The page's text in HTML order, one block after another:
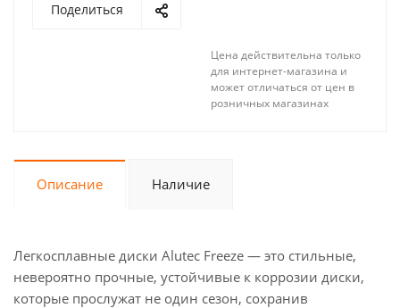
Поделиться
Цена действительна только
для интернет-магазина и
может отличаться от цен в
розничных магазинах
Описание Наличие
Легкосплавные диски Alutec Freeze — это стильные,
невероятно прочные, устойчивые к коррозии диски,
которые прослужат не один сезон, сохранив